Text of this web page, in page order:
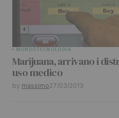
MONDOTECNOLOGIA
Marijuana, arrivano i
uso medico
by massimo27/03/2013